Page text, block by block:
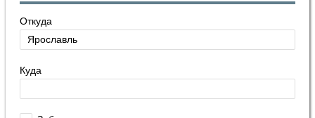
Откуда
Куда